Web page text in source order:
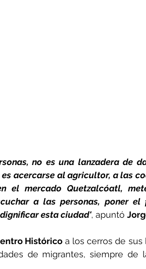
no es una lanzadera de
acercarse al agricultor, a las
el mercado Quetzalcóatl,
a las personas, poner el
esta ciudad', apuntó
Histórico a los cerros de sus
de migrantes, siempre de